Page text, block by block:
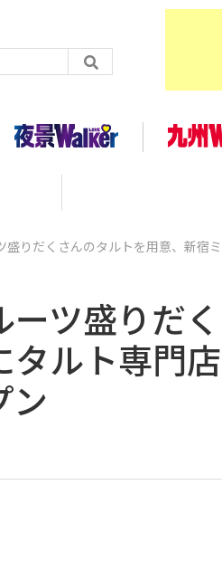
盛りだくさんのタルトを用意、新宿
ツ盛りだ
ルト専門
ン